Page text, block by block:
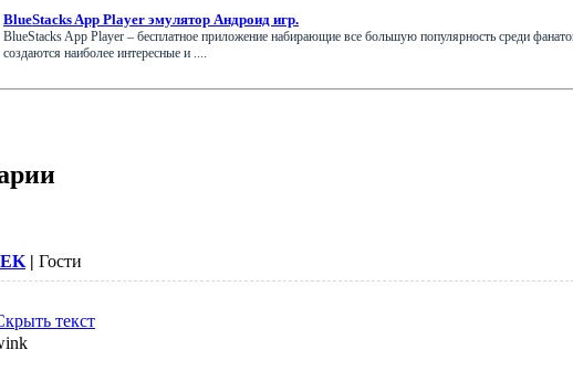
BlueStacks App Player эмулятор Андроид игр.
BlueStacks App Player – бесплатное приложение набирающие все большую популярность среди
создаются наиболее интересные и ....
| Гости
текст